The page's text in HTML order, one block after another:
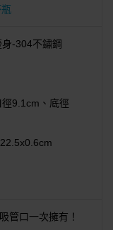
-304不鏽鋼
9.1cm、底徑
管口一次擁有！